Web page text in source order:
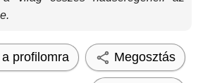
profilomra Megosztás